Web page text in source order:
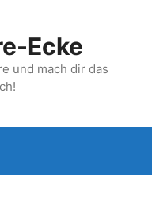
Ecke
und mach dir das